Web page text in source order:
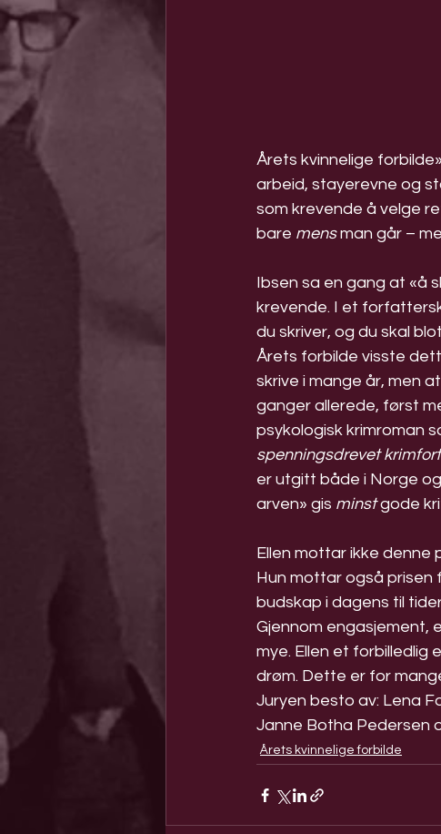
Årets kvinnelige
arbeid, stayerevne og
som krevende å velge
bare mens man går –
Ibsen sa en gang at «å
krevende. I et
du skriver, og du skal
Årets forbilde visste
skrive i mange år, men
ganger allerede, først
psykologisk krimroman
spenningsdrevet
er utgitt både i Norge
arven» gis minst gode
Ellen mottar ikke denne
Hun mottar også prisen
budskap i dagens til
Gjennom engasjement,
mye. Ellen et forbilledlig
drøm. Dette er for
Juryen besto av: Lena
Janne Botha Pedersen
Årets kvinnelige forbilde